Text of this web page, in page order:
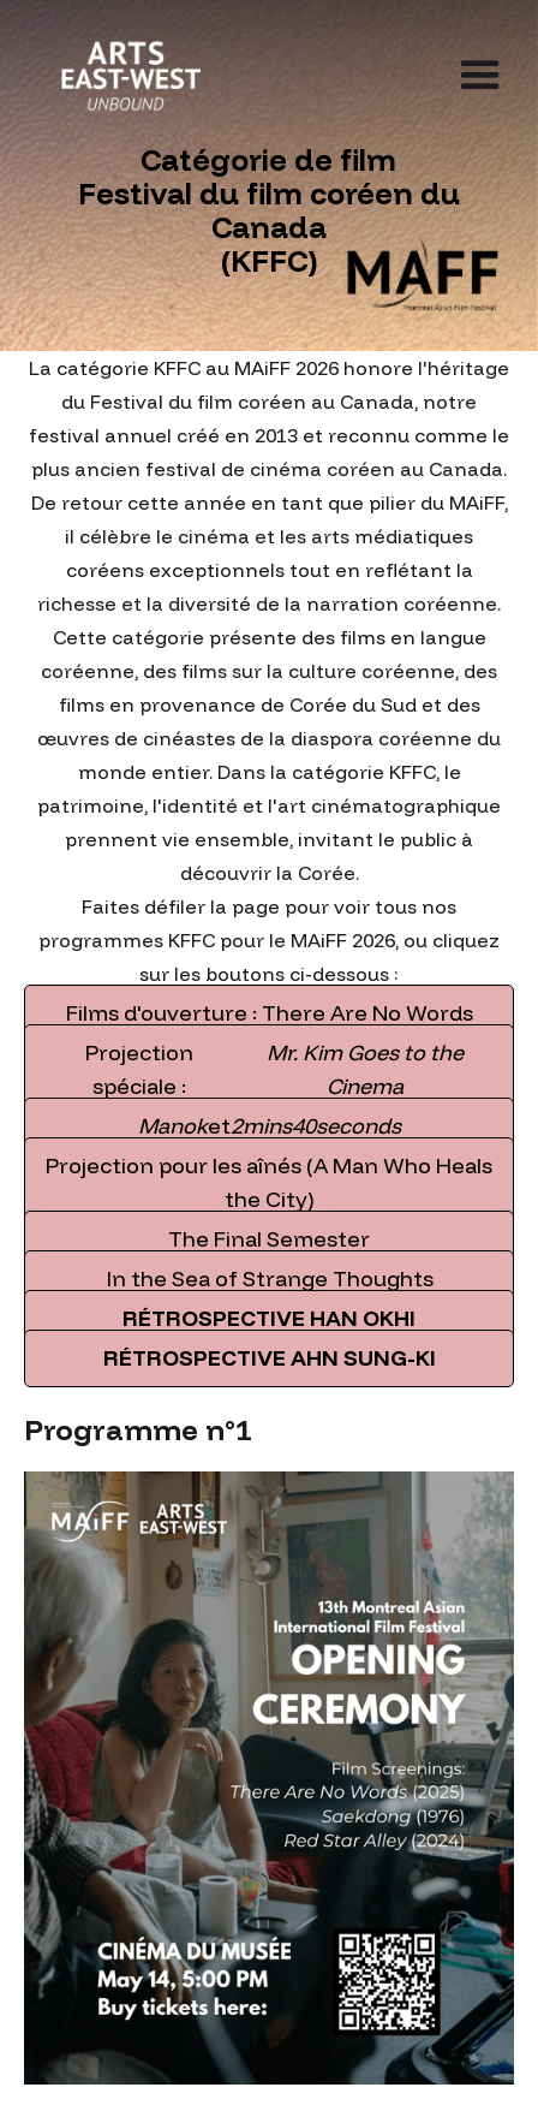
Catégorie de film
Festival du film coréen du
Canada
(KFFC)
La catégorie KFFC au MAiFF 2026 honore l'héritage
du Festival du film coréen au Canada, notre
festival annuel créé en 2013 et reconnu comme le
plus ancien festival de cinéma coréen au Canada.
De retour cette année en tant que pilier du MAiFF,
il célèbre le cinéma et les arts médiatiques
coréens exceptionnels tout en reflétant la
richesse et la diversité de la narration coréenne.
Cette catégorie présente des films en langue
coréenne, des films sur la culture coréenne, des
films en provenance de Corée du Sud et des
œuvres de cinéastes de la diaspora coréenne du
monde entier. Dans la catégorie KFFC, le
patrimoine, l'identité et l'art cinématographique
prennent vie ensemble, invitant le public à
découvrir la Corée.
Faites défiler la page pour voir tous nos
programmes KFFC pour le MAiFF 2026, ou cliquez
sur les boutons ci-dessous :
Films d'ouverture : There Are No Words
Projection
spéciale :
Mr. Kim Goes to the
Cinema
Manoket2mins40seconds
Projection pour les aînés (A Man Who Heals
the City)
The Final Semester
In the Sea of Strange Thoughts
RÉTROSPECTIVE HAN OKHI
RÉTROSPECTIVE AHN SUNG-KI
Programme n°1